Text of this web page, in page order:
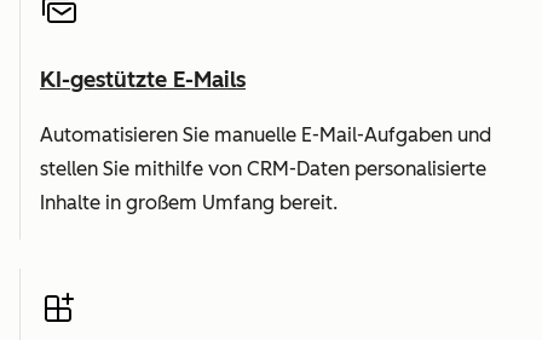
KI-gestützte E-Mails
Automatisieren Sie manuelle E-Mail-Aufgaben und
stellen Sie mithilfe von CRM-Daten personalisierte
Inhalte in großem Umfang bereit.